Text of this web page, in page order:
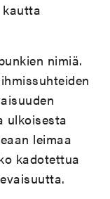
kautta
nimiä.
ulkoisesta
leimaa
kadotettua